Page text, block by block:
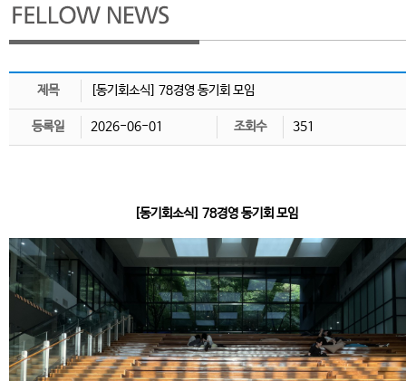
제목 [동기회소식] 78경영 동기회 모임
등록일 2026-06-01 조회수 351
[동기회소식] 78경영 동기회 모임